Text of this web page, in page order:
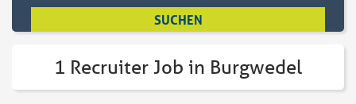
1 Recruiter Job in Burgwedel